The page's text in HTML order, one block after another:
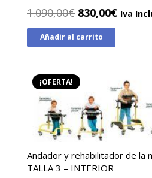
1.090,00€ El
precio
original
830,00€ElIva
Añadir al carrito
¡OFERTA!
Andador y rehabilitador de la
TALLA 3 – INTERIOR